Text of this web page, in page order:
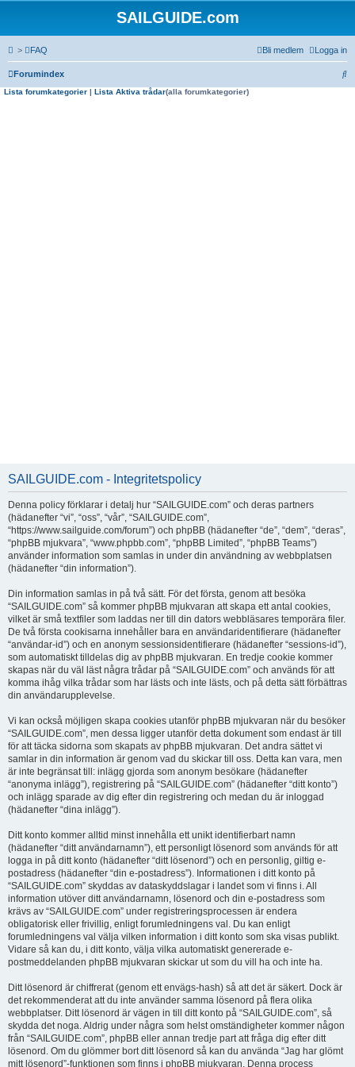
SAILGUIDE.com
> FAQ Logga in
Bli medlem
Forumindex
S
Lista forumkategorier | Lista Aktiva trådar(alla forumkategorier)
SAILGUIDE.com - Integritetspolicy
Denna policy förklarar i detalj hur “SAILGUIDE.com” och deras partners
(hädanefter “vi”, “oss”, “vår”, “SAILGUIDE.com”,
“https://www.sailguide.com/forum”) och phpBB (hädanefter “de”, “dem”, “deras”,
“phpBB mjukvara”, “www.phpbb.com”, “phpBB Limited”, “phpBB Teams”)
använder information som samlas in under din användning av webbplatsen
(hädanefter “din information”).
Din information samlas in på två sätt. För det första, genom att besöka
“SAILGUIDE.com” så kommer phpBB mjukvaran att skapa ett antal cookies,
vilket är små textfiler som laddas ner till din dators webbläsares temporära filer.
De två första cookisarna innehåller bara en användaridentifierare (hädanefter
“användar-id”) och en anonym sessionsidentifierare (hädanefter “sessions-id”),
som automatiskt tilldelas dig av phpBB mjukvaran. En tredje cookie kommer
skapas när du väl läst några trådar på “SAILGUIDE.com” och används för att
komma ihåg vilka trådar som har lästs och inte lästs, och på detta sätt förbättras
din användarupplevelse.
Vi kan också möjligen skapa cookies utanför phpBB mjukvaran när du besöker
“SAILGUIDE.com”, men dessa ligger utanför detta dokument som endast är till
för att täcka sidorna som skapats av phpBB mjukvaran. Det andra sättet vi
samlar in din information är genom vad du skickar till oss. Detta kan vara, men
är inte begränsat till: inlägg gjorda som anonym besökare (hädanefter
“anonyma inlägg”), registrering på “SAILGUIDE.com” (hädanefter “ditt konto”)
och inlägg sparade av dig efter din registrering och medan du är inloggad
(hädanefter “dina inlägg”).
Ditt konto kommer alltid minst innehålla ett unikt identifierbart namn
(hädanefter “ditt användarnamn”), ett personligt lösenord som används för att
logga in på ditt konto (hädanefter “ditt lösenord”) och en personlig, giltig e-
postadress (hädanefter “din e-postadress”). Informationen i ditt konto på
“SAILGUIDE.com” skyddas av dataskyddslagar i landet som vi finns i. All
information utöver ditt användarnamn, lösenord och din e-postadress som
krävs av “SAILGUIDE.com” under registreringsprocessen är endera
obligatorisk eller frivillig, enligt forumledningens val. Du kan enligt
forumledningens val välja vilken information i ditt konto som ska visas publikt.
Vidare så kan du, i ditt konto, välja vilka automatiskt genererade e-
postmeddelanden phpBB mjukvaran skickar ut som du vill ha och inte ha.
Ditt lösenord är chiffrerat (genom ett envägs-hash) så att det är säkert. Dock är
det rekommenderat att du inte använder samma lösenord på flera olika
webbplatser. Ditt lösenord är vägen in till ditt konto på “SAILGUIDE.com”, så
skydda det noga. Aldrig under några som helst omständigheter kommer någon
från “SAILGUIDE.com”, phpBB eller annan tredje part att fråga dig efter ditt
lösenord. Om du glömmer bort ditt lösenord så kan du använda “Jag har glömt
mitt lösenord”-funktionen som finns i phpBB mjukvaran. Denna process